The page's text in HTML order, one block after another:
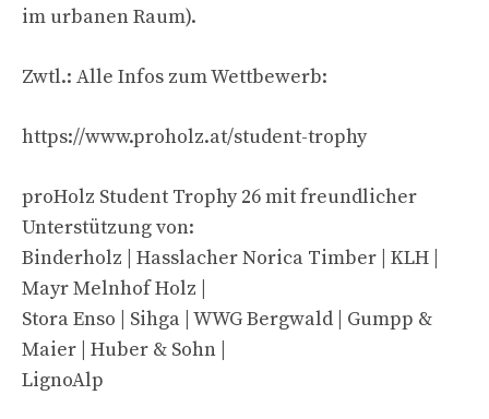
im urbanen Raum).
Zwtl.: Alle Infos zum Wettbewerb:
https://www.proholz.at/student-trophy
proHolz Student Trophy 26 mit freundlicher
Unterstützung von:
Binderholz | Hasslacher Norica Timber | KLH |
Mayr Melnhof Holz |
Stora Enso | Sihga | WWG Bergwald | Gumpp &
Maier | Huber & Sohn |
LignoAlp